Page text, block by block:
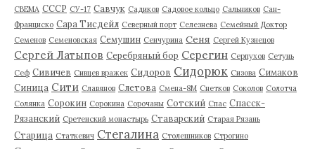
СВЕМА СССР СУ-17 Савчук Садиков Садовое кольцо Сальников Сан-
Франциско Сара Тисдейл Северный порт Селезнева Семейный Доктор
Семенов Семеновская Семушин Сенчурина Сеня Сергей Кузнецов
Сергей Латыпов Серебряный бор Серегин Серпухов Сетунь
Сеф Сивичев Сивцев вражек Сидоров Сидорюк Сизова Симаков
Синица Сити Славянов Слетова Смена-8М Снетков Соколов Солотча
Солянка Сорокин Сорокина Сорочаны Сотский Спас Спасск-
Рязанский Сретенский монастырь Ставарский Старая Рязань
Старица Статкевич Стегалина Столешников Строгино